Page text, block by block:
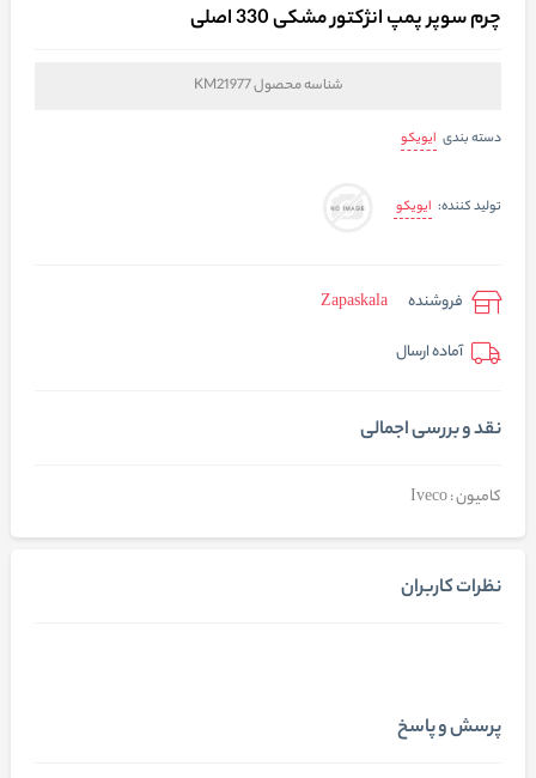
چرم سوپر پمپ انژکتور مشکی 330 اصلی
شناسه محصولKM21977
دسته بندی ایویکو
تولید کننده: ایویکو
فروشنده
Zapaskala
آماده ارسال
نقد و بررسی اجمالی
کامیون : Iveco
نظرات کاربران
پرسش و پاسخ